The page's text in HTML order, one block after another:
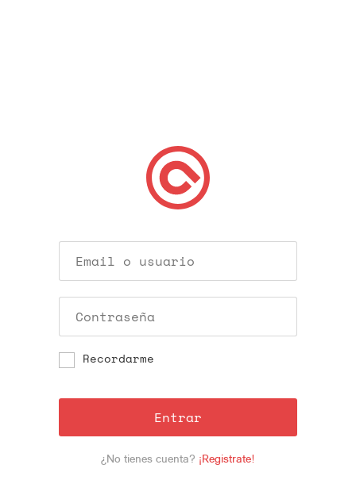
Recordarme
Entrar
¿No tienes cuenta? ¡Registrate!